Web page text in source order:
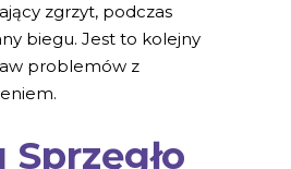
zgrzyt, podczas
biegu. Jest to kolejny
problemów z
Sprzęgło